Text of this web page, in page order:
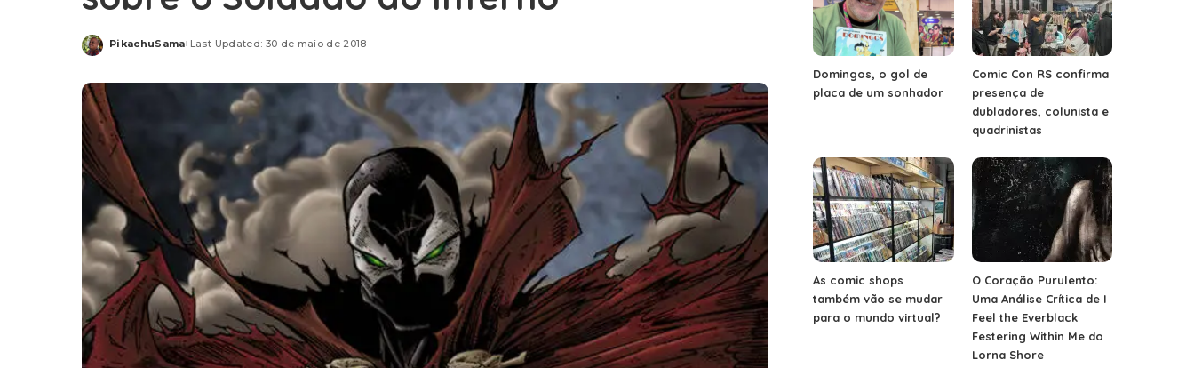
Posted
PikachuSama Last Updated: 30 de maio de 2018
Domingos, o gol de
placa de um sonhador
Comic Con RS confirma
presença de
dubladores, colunista e
quadrinistas
As comic shops
também vão se mudar
para o mundo virtual?
O Coração Purulento:
Uma Análise Crítica de I
Feel the Everblack
Festering Within Me do
Lorna Shore